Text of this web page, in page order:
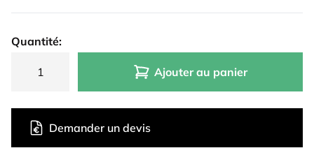
Quantité:
Ajouter au panier
Demander un devis